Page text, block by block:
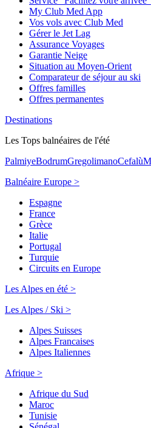
My Club Med App
Vos vols avec Club Med
Gérer le Jet Lag
Assurance Voyages
Garantie Neige
Situation au Moyen-Orient
Comparateur de séjour au ski
Offres familles
Offres permanentes
Destinations
Les Tops balnéaires de l'été
PalmiyeBodrumGregolimanoCefalù
Balnéaire Europe >
Espagne
France
Grèce
Italie
Portugal
Turquie
Circuits en Europe
Les Alpes en été >
Les Alpes / Ski >
Alpes Suisses
Alpes Francaises
Alpes Italiennes
Afrique >
Afrique du Sud
Maroc
Tunisie